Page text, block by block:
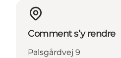
Comment s’y rendre
Palsgårdvej 9